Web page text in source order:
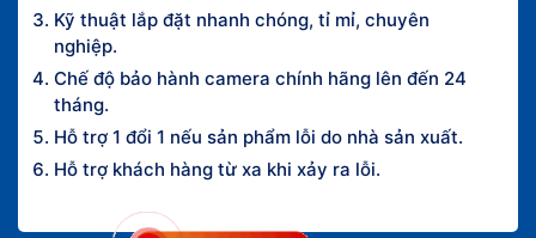
Kỹ thuật lắp đặt nhanh chóng, tỉ mỉ, chuyên
nghiệp.
Chế độ bảo hành camera chính hãng lên đến 24
tháng.
Hỗ trợ 1 đổi 1 nếu sản phẩm lỗi do nhà sản xuất.
Hỗ trợ khách hàng từ xa khi xảy ra lỗi.